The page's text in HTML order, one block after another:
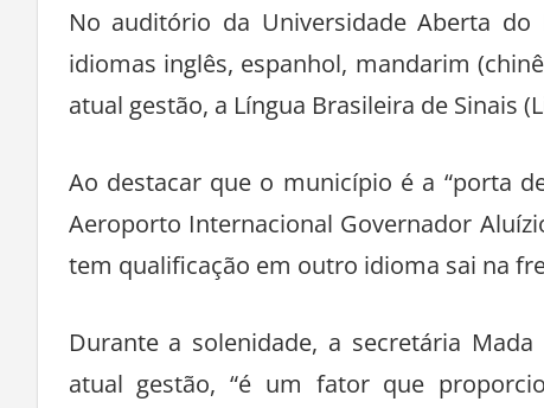
No auditório da Universidade Aberta
idiomas inglês, espanhol, mandarim
atual gestão, a Língua Brasileira de Sinais
Ao destacar que o município é a “porta
Aeroporto Internacional Governador
tem qualificação em outro idioma sai na
Durante a solenidade, a secretária
atual gestão, “é um fator que